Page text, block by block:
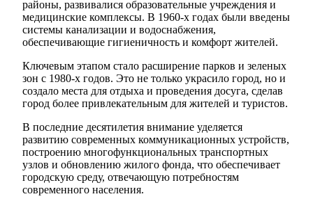
районы, развивалися образовательные учреждения и
медицинские комплексы. В 1960-х годах были введены
системы канализации и водоснабжения,
обеспечивающие гигиеничность и комфорт жителей.
Ключевым этапом стало расширение парков и зеленых
зон с 1980-х годов. Это не только украсило город, но и
создало места для отдыха и проведения досуга, сделав
город более привлекательным для жителей и туристов.
В последние десятилетия внимание уделяется
развитию современных коммуникационных устройств,
построению многофункциональных транспортных
узлов и обновлению жилого фонда, что обеспечивает
городскую среду, отвечающую потребностям
современного населения.